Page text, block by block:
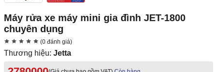
Máy rửa xe máy mini gia đình JET-1800
chuyên dụng
(0 đánh giá)
Thương hiệu: Jetta